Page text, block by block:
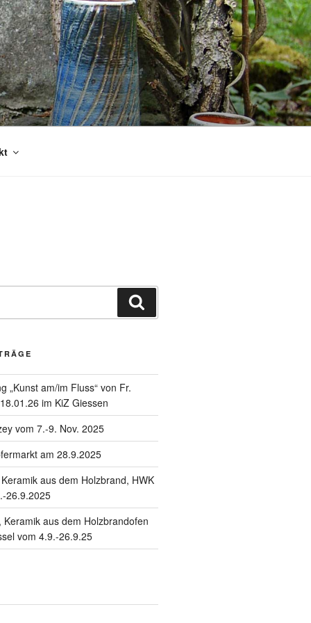
„Kunst am/im Fluss“ von Fr.
im KiZ Giessen
vom 7.-9. Nov. 2025
am 28.9.2025
aus dem Holzbrand, HWK
26.9.2025
Keramik aus dem Holzbrandofen
vom 4.9.-26.9.25